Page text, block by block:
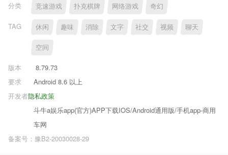
分类
竞速游戏 扑克棋牌 网络游戏 奇幻
TAG 休闲 趣味 消除 文字 社交 视频 聊天
空间
版本
8.79.73
要求
Android 8.6 以上
隐私政策
开发者
斗牛a娱乐app(官方)APP下载IOS/Android通用版/手机app-商用
车网
备案号：豫B2-20030028-29